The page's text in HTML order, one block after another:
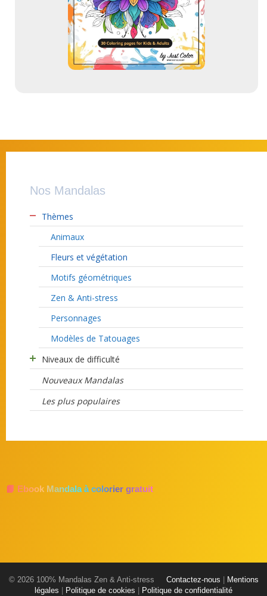
Nos Mandalas
Thèmes
Animaux
Fleurs et végétation
Motifs géométriques
Zen & Anti-stress
Personnages
Modèles de Tatouages
Niveaux de difficulté
Nouveaux Mandalas
Les plus populaires
📘 Ebook Mandala à colorier gratuit
© 2026 100% Mandalas Zen & Anti-stress Contactez-nous
Mentions
légales
Politique de cookies Politique de confidentialité